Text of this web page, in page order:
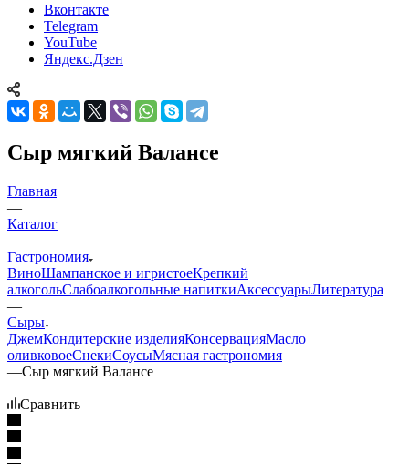
Вконтакте
Telegram
YouTube
Яндекс.Дзен
Сыр мягкий Валансе
Главная
—
Каталог
—
Гастрономия
ВиноШампанское и игристоеКрепкий
алкогольСлабоалкогольные напиткиАксессуарыЛитература
—
Сыры
ДжемКондитерские изделияКонсервацияМасло
оливковоеСнекиСоусыМясная гастрономия
—Сыр мягкий Валансе
Сравнить